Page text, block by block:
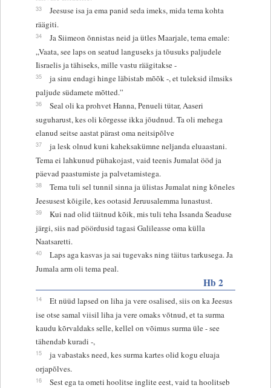
33
Jeesuse isa ja ema panid seda imeks, mida tema kohta
räägiti.
34
Ja Siimeon õnnistas neid ja ütles Maarjale, tema emale:
„Vaata, see laps on seatud languseks ja tõusuks paljudele
Iisraelis ja tähiseks, mille vastu räägitakse -
35
ja sinu endagi hinge läbistab mõõk -, et tuleksid ilmsiks
paljude südamete mõtted.”
36
Seal oli ka prohvet Hanna, Penueli tütar, Aaseri
suguharust, kes oli kõrgesse ikka jõudnud. Ta oli mehega
elanud seitse aastat pärast oma neitsipõlve
37
ja lesk olnud kuni kaheksakümne neljanda eluaastani.
Tema ei lahkunud pühakojast, vaid teenis Jumalat ööd ja
päevad paastumiste ja palvetamistega.
38
Tema tuli sel tunnil sinna ja ülistas Jumalat ning kõneles
Jeesusest kõigile, kes ootasid Jeruusalemma lunastust.
39
Kui nad olid täitnud kõik, mis tuli teha Issanda Seaduse
järgi, siis nad pöördusid tagasi Galileasse oma külla
Naatsaretti.
40
Laps aga kasvas ja sai tugevaks ning täitus tarkusega. Ja
Jumala arm oli tema peal.
Hb 2
14
Et nüüd lapsed on liha ja vere osalised, siis on ka Jeesus
ise otse samal viisil liha ja vere omaks võtnud, et ta surma
kaudu kõrvaldaks selle, kellel on võimus surma üle - see
tähendab kuradi -,
15
ja vabastaks need, kes surma kartes olid kogu eluaja
orjapõlves.
16
Sest ega ta ometi hoolitse inglite eest, vaid ta hoolitseb